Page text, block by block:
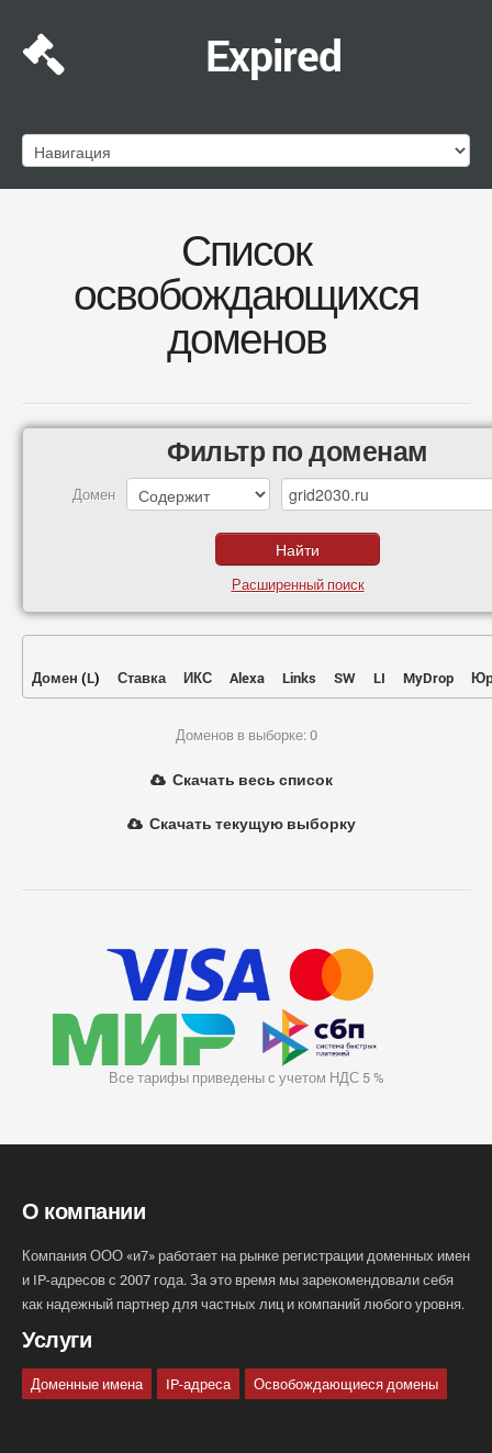
Expired
Список
освобождающихся
доменов
Фильтр по доменам
Домен
Расширенный поиск
Домен (L) Ставка ИКС Alexa Links SW LI MyDrop
Доменов в выборке: 0
Скачать весь список
Скачать текущую выборку
Все тарифы приведены с учетом НДС 5 %
О компании
Компания ООО «и7» работает на рынке регистрации доменных имен
и IP-адресов с 2007 года. За это время мы зарекомендовали себя
как надежный партнер для частных лиц и компаний любого уровня.
Услуги
Доменные имена IP-адреса Освобождающиеся домены